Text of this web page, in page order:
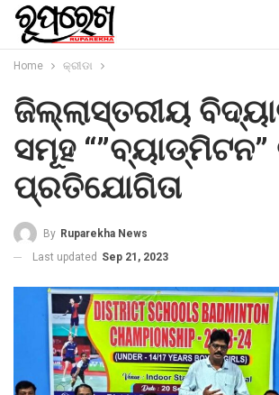
Home କ୍ରୀଡା
ଜିଲ୍ଲାସ୍ତରୀୟ
ସମୂହ “”ବ୍ୟାଡ୍ମିଟନ”
ପ୍ରତିଯୋଗିତା
By Ruparekha News
Last updated Sep 21, 2023